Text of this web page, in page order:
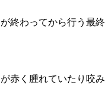
終わってから行う最終
赤く腫れていたり咬み